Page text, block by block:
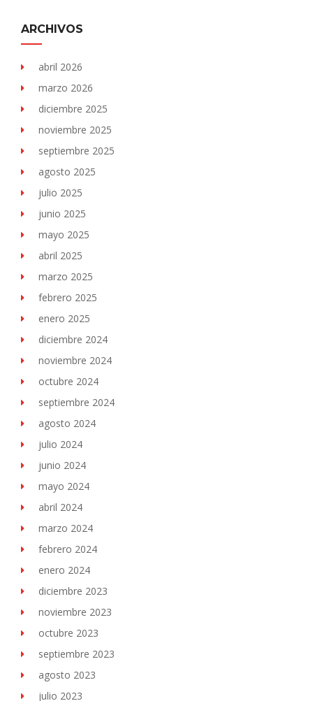
ARCHIVOS
abril 2026
marzo 2026
diciembre 2025
noviembre 2025
septiembre 2025
agosto 2025
julio 2025
junio 2025
mayo 2025
abril 2025
marzo 2025
febrero 2025
enero 2025
diciembre 2024
noviembre 2024
octubre 2024
septiembre 2024
agosto 2024
julio 2024
junio 2024
mayo 2024
abril 2024
marzo 2024
febrero 2024
enero 2024
diciembre 2023
noviembre 2023
octubre 2023
septiembre 2023
agosto 2023
julio 2023